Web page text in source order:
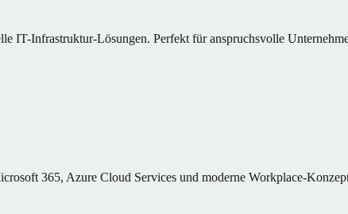
IT-Infrastruktur-Lösungen. Perfekt für anspruchsvolle
365, Azure Cloud Services und moderne Workplace-